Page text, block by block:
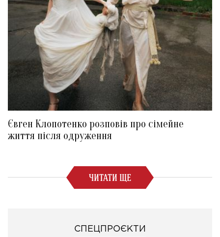
Євген Клопотенко розповів про сімейне
життя після одруження
ЧИТАТИ ЩЕ
СПЕЦПРОЄКТИ